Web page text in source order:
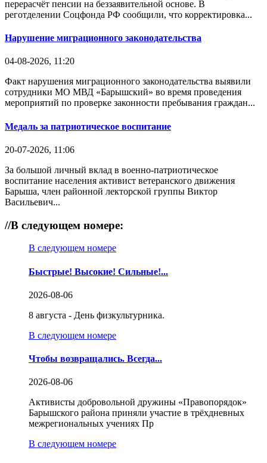
перерасчёт пенсии на беззаявительной основе. В
реготделении Соцфонда РФ сообщили, что корректировка...
Нарушение миграционного законодательства
04-08-2026, 11:20
Факт нарушения миграционного законодательства выявили
сотрудники МО МВД «Барышский» во время проведения
мероприятий по проверке законности пребывания граждан...
Медаль за патриотическое воспитание
20-07-2026, 11:06
За большой личный вклад в военно-патриотическое
воспитание населения активист ветеранского движения
Барыша, член районной лекторской группы Виктор
Васильевич...
//В следующем номере:
В следующем номере
Быстрые! Высокие! Сильные!...
2026-08-06
8 августа - День физкультурника.
В следующем номере
Чтобы возвращались. Всегда...
2026-08-06
Активисты добровольной дружины «Правопорядок»
Барышского района приняли участие в трёхдневных
межрегиональных учениях Пр
В следующем номере